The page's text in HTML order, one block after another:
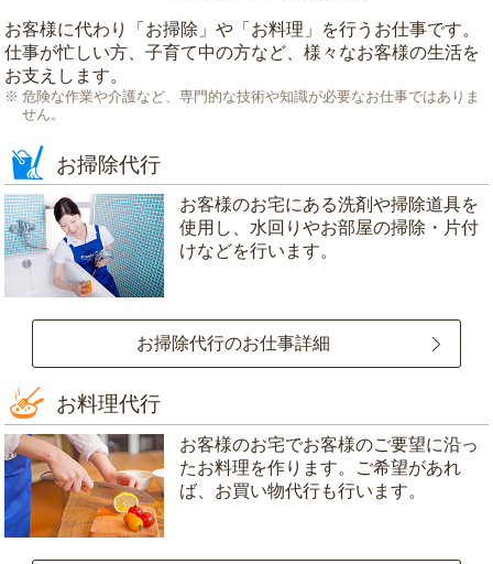
お客様に代わり「 お掃除 」や「 お料理 」を行うお仕事です。
仕事が忙しい方、子育て中の方など、様々なお客様の生活を
お支えします。
危険な作業や介護など、専門的な技術や知識が必要なお仕事ではありま
せん。
お掃除代行
お客様のお宅にある洗剤や掃除道具を
使用し、水回りやお部屋の掃除・片付
けなどを行います。
お掃除代行のお仕事詳細
お料理代行
お客様のお宅でお客様のご要望に沿っ
たお料理を作ります。ご希望があれ
ば、お買い物代行も行います。